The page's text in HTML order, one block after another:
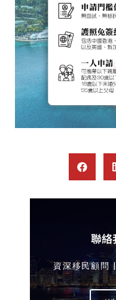
聯絡
資深移民顧問